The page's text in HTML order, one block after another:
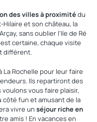
des villes à proximitédu
Hilaire et son château, la
sans oublier l’Ile de Ré
certaine, chaque visite
différent.
Rochelle pour leur faire
Ils repartiront des
vous faire plaisir,
fun et amusant de la
vivre un séjour riche en
amis ! En vacances en